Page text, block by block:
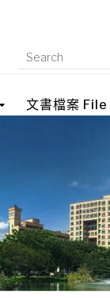
文書檔案 File